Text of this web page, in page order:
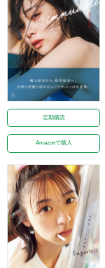
定期購読
Amazonで購入